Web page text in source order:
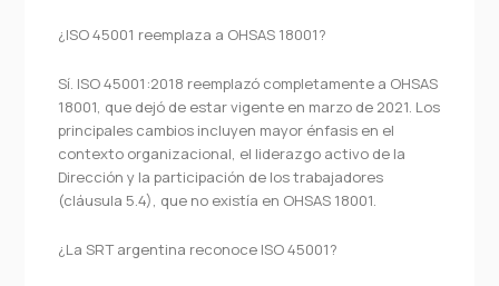
¿ISO 45001 reemplaza a OHSAS 18001?
Sí. ISO 45001:2018 reemplazó completamente a OHSAS
18001, que dejó de estar vigente en marzo de 2021. Los
principales cambios incluyen mayor énfasis en el
contexto organizacional, el liderazgo activo de la
Dirección y la participación de los trabajadores
(cláusula 5.4), que no existía en OHSAS 18001.
¿La SRT argentina reconoce ISO 45001?